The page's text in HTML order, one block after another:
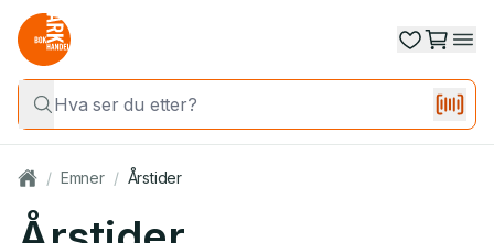
/ Emner / Årstider